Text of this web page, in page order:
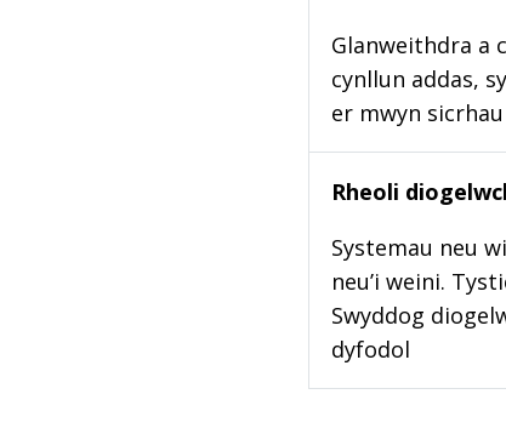
Glanweithdra a
cynllun addas,
er mwyn
Rheoli
Systemau neu
neu’i weini.
Swyddog
dyfodol